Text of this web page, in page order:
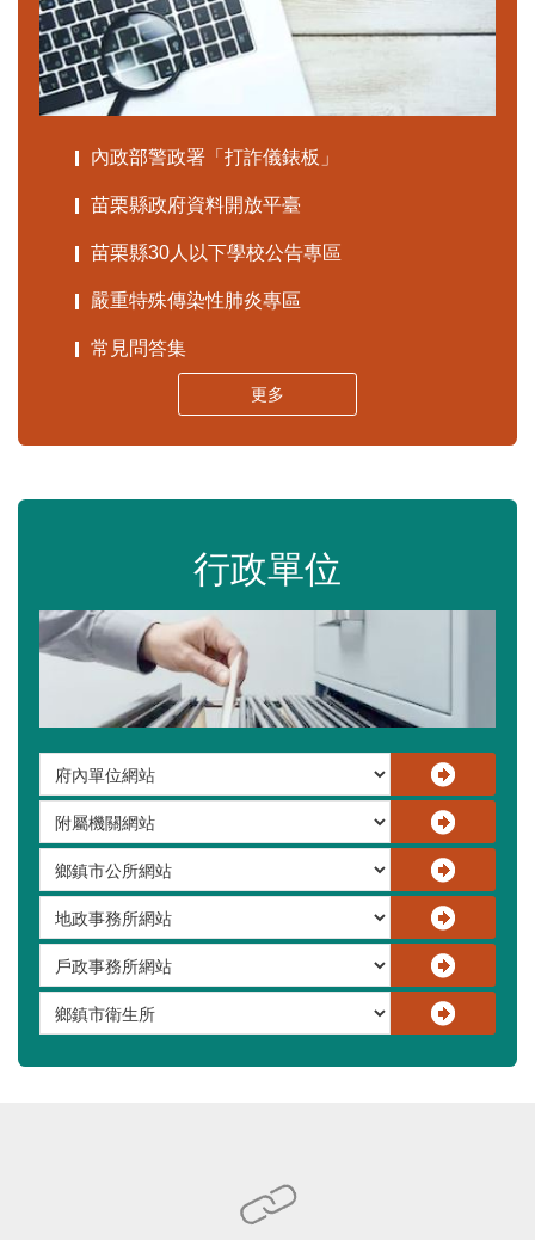
內政部警政署「打詐儀錶板」
苗栗縣政府資料開放平臺
苗栗縣30人以下學校公告專區
嚴重特殊傳染性肺炎專區
常見問答集
更多
行政單位